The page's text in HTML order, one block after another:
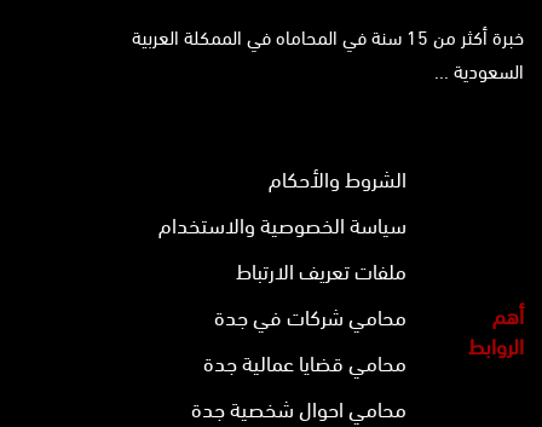
خبرة أكثر من 15 سنة في المحاماه في الممكلة العربية
السعودية ...
أهم
الروابط
الشروط والأحكام
سياسة الخصوصية والاستخدام
ملفات تعريف الارتباط
محامي شركات في جدة
محامي قضايا عمالية جدة
محامي احوال شخصية جدة